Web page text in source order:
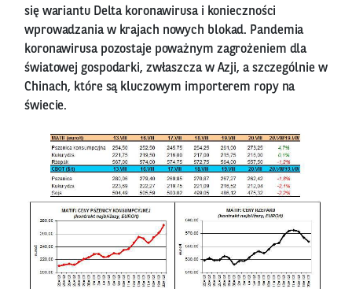
się wariantu Delta koronawirusa i konieczności
wprowadzania w krajach nowych blokad. Pandemia
koronawirusa pozostaje poważnym zagrożeniem dla
światowej gospodarki, zwłaszcza w Azji, a szczególnie w
Chinach, które są kluczowym importerem ropy na
świecie.